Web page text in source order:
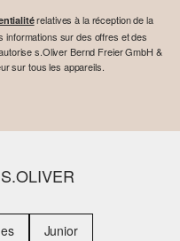
relatives à la réception de la
informations sur des offres et des
s.Oliver Bernd Freier GmbH &
sur tous les appareils.
Junior